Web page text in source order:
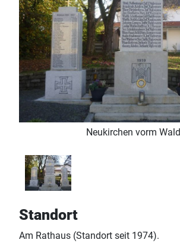
Neukirchen vorm Wald
Standort
Am Rathaus (Standort seit 1974).